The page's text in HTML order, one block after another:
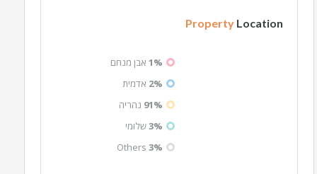
Property Location
1% אבן מנחם
2% אדמית
91% נהריה
3%שלומי
3%